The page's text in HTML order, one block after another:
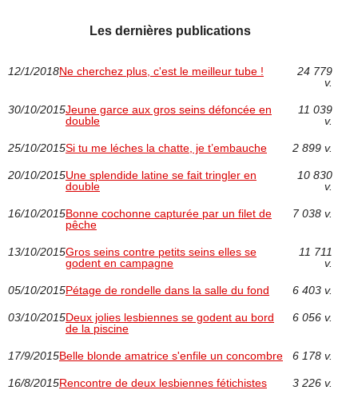
Les dernières publications
12/1/2018Ne cherchez plus, c'est le meilleur tube !
24 779
v.
30/10/2015Jeune garce aux gros seins défoncée en
double
11 039
v.
25/10/2015Si tu me léches la chatte, je t’embauche 2 899 v.
20/10/2015Une splendide latine se fait tringler en
double
10 830
v.
16/10/2015Bonne cochonne capturée par un filet de
pêche
7 038 v.
13/10/2015Gros seins contre petits seins elles se
godent en campagne
11 711
v.
05/10/2015Pétage de rondelle dans la salle du fond 6 403 v.
03/10/2015Deux jolies lesbiennes se godent au bord
de la piscine
6 056 v.
17/9/2015Belle blonde amatrice s'enfile un concombre 6 178 v.
16/8/2015Rencontre de deux lesbiennes fétichistes 3 226 v.